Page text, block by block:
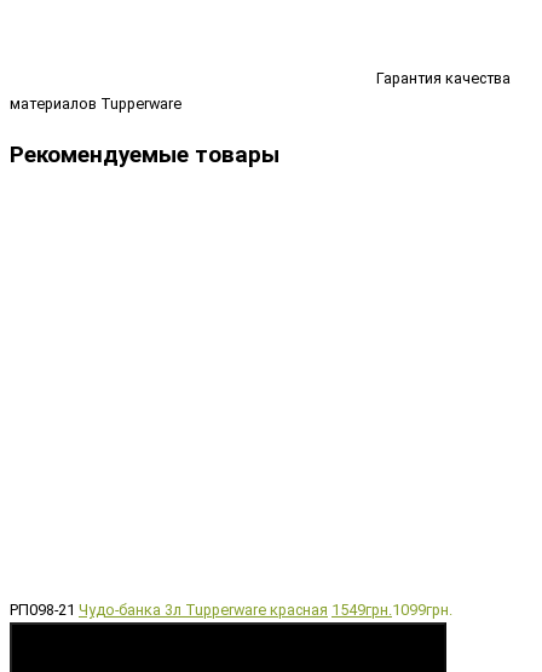
Гарантия качества
материалов Tupperware
Рекомендуемые товары
РП098-21 Чудо-банка 3л Tupperware красная 1549грн. 1099грн.